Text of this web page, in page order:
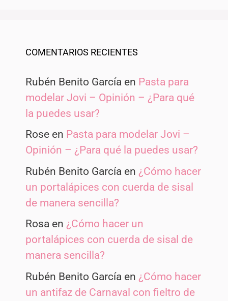
COMENTARIOS RECIENTES
Rubén Benito García en Pasta para
modelar Jovi – Opinión – ¿Para qué
la puedes usar?
Rose en Pasta para modelar Jovi –
Opinión – ¿Para qué la puedes usar?
Rubén Benito García en ¿Cómo hacer
un portalápices con cuerda de sisal
de manera sencilla?
Rosa en ¿Cómo hacer un
portalápices con cuerda de sisal de
manera sencilla?
Rubén Benito García en ¿Cómo hacer
un antifaz de Carnaval con fieltro de